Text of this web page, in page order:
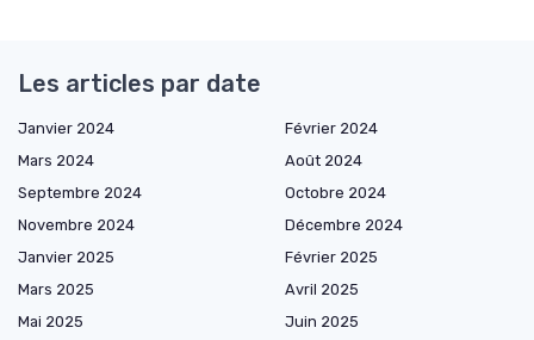
Les articles par date
Janvier 2024
Février 2024
Mars 2024
Août 2024
Septembre 2024
Octobre 2024
Novembre 2024
Décembre 2024
Janvier 2025
Février 2025
Mars 2025
Avril 2025
Mai 2025
Juin 2025